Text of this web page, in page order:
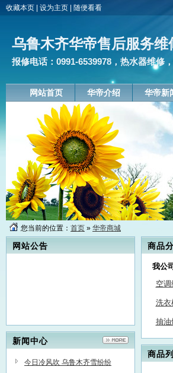
收藏本页 设为主页 随便看看
乌鲁木齐华帝售后服务维
报修电话：0991-6539978，热水器维修
网站首页 华帝介绍 华帝新
您当前的位置： 首页 » 华帝商城
网站公告
乌鲁木齐华帝售后服务维修点,报修
电话：0991-6539978,上门维修：
热水器,燃气灶,抽油烟机,消毒柜,公
司维修服务范围：天山区，沙依巴
克区，新市区，米东区，水磨沟
区，高新区，开发区，头屯河
新闻中心
今日冷风吹 乌鲁木齐雪纷纷
商品
我公
空调
洗衣
抽油
商品